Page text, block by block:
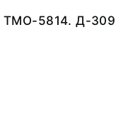
ТМО-5814. Д-309